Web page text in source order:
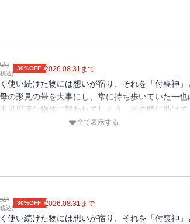
込)
込)
30%OFF 2026.08.31 まで
使い続けた物には想いが宿り、それを「付喪神」
の形見の帯を大事にし、常に持ち歩いていた一也
可思議な物体に襲われてしまう。その時に助けて
帯の付喪神・桐葉だった！！ アクションありラブコ
全て表示する
込)
込)
30%OFF 2026.08.31 まで
使い続けた物には想いが宿り、それを「付喪神」